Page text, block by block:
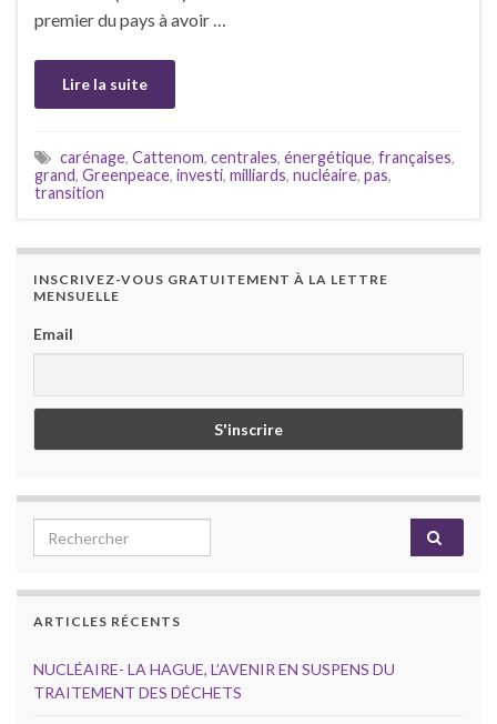
premier du pays à avoir …
Lire la suite
carénage, Cattenom, centrales, énergétique, françaises,
grand, Greenpeace, investi, milliards, nucléaire, pas,
transition
INSCRIVEZ-VOUS GRATUITEMENT À LA LETTRE
MENSUELLE
Email
Search for:
ARTICLES RÉCENTS
NUCLÉAIRE- LA HAGUE, L’AVENIR EN SUSPENS DU
TRAITEMENT DES DÉCHETS